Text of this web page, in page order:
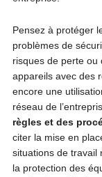
Pensez à protéger
problèmes de
risques de perte ou
appareils avec des
encore une
réseau de
règles et des
citer la mise en
situations de travail
la protection des